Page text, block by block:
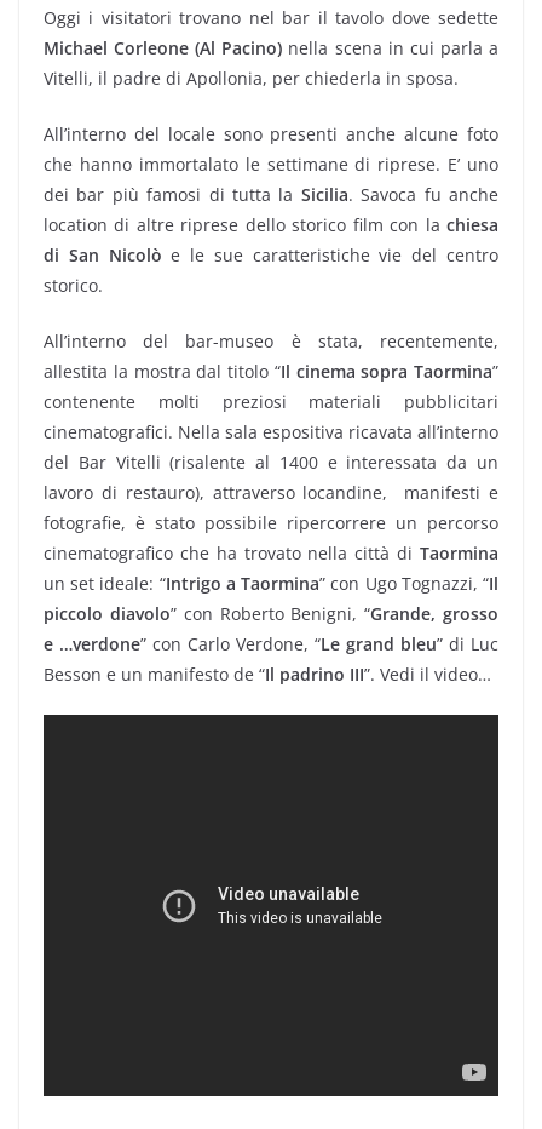
Oggi i visitatori trovano nel bar il tavolo dove sedette
Michael Corleone (Al Pacino) nella scena in cui parla a
Vitelli, il padre di Apollonia, per chiederla in sposa.
All’interno del locale sono presenti anche alcune foto
che hanno immortalato le settimane di riprese. E’ uno
dei bar più famosi di tutta la Sicilia. Savoca fu anche
location di altre riprese dello storico film con la chiesa
di San Nicolò e le sue caratteristiche vie del centro
storico.
All’interno del bar-museo è stata, recentemente,
allestita la mostra dal titolo “Il cinema sopra Taormina”
contenente molti preziosi materiali pubblicitari
cinematografici. Nella sala espositiva ricavata all’interno
del Bar Vitelli (risalente al 1400 e interessata da un
lavoro di restauro), attraverso locandine, manifesti e
fotografie, è stato possibile ripercorrere un percorso
cinematografico che ha trovato nella città di Taormina
un set ideale: “Intrigo a Taormina” con Ugo Tognazzi, “Il
piccolo diavolo” con Roberto Benigni, “Grande, grosso
e …verdone” con Carlo Verdone, “Le grand bleu” di Luc
Besson e un manifesto de “Il padrino III”. Vedi il video…